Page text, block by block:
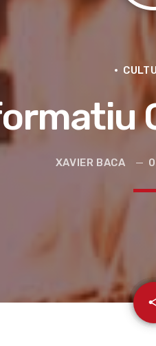
la ruta de la seda
XAVIER BACA